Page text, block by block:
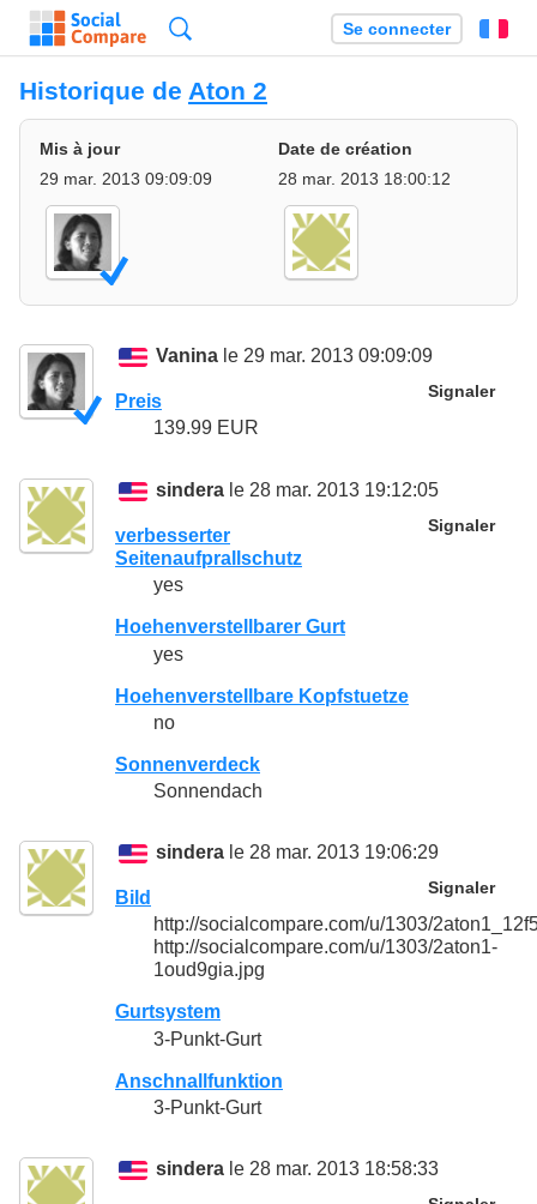
Se connecter
Historique de Aton 2
Mis à jour
29 mar. 2013 09:09:09
Date de création
28 mar. 2013 18:00:12
Vanina le 29 mar. 2013 09:09:09
Signaler
Preis
139.99 EUR
sindera le 28 mar. 2013 19:12:05
Signaler
verbesserter
Seitenaufprallschutz
yes
Hoehenverstellbarer Gurt
yes
Hoehenverstellbare Kopfstuetze
no
Sonnenverdeck
Sonnendach
sindera le 28 mar. 2013 19:06:29
Signaler
Bild
http://socialcompare.com/u/1303/
http://socialcompare.com/u/1303/2aton1-
1oud9gia.jpg
Gurtsystem
3-Punkt-Gurt
Anschnallfunktion
3-Punkt-Gurt
sindera le 28 mar. 2013 18:58:33